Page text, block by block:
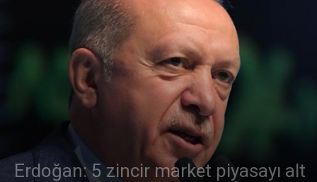
Türk
Ticaret
Odası
Erdoğan: 5 zincir market piyasayı alt